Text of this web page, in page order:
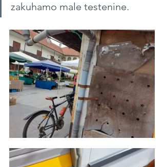
zakuhamo male testenine.